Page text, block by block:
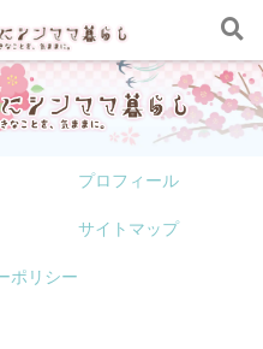
プロフィール
サイトマップ
ポリシー